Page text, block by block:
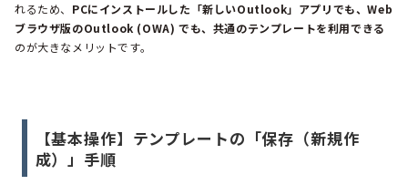
れるため、 PCにインストールした「新しいOutlook」アプリでも、Web
ブラウザ版のOutlook (OWA) でも、共通のテンプレートを利用できる
のが大きなメリットです。
【基本操作】テンプレートの「保存（新規作
成）」手順